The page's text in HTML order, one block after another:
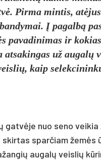
Pirma mintis,
Į pagalbą
pavadinimas ir
už
kaip
gatvėje nuo seno
sparčiam žemės
augalų veislių